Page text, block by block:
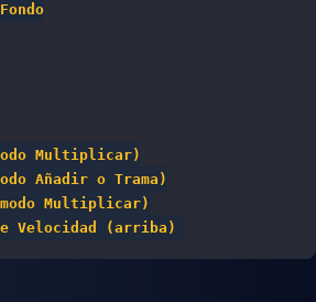
Multiplicar)
Añadir o Trama)
Multiplicar)
Velocidad (arriba)